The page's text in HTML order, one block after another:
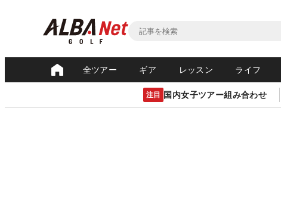
全ツアー ギア レッスン ライフ
注目 国内女子ツアー組み合わせ